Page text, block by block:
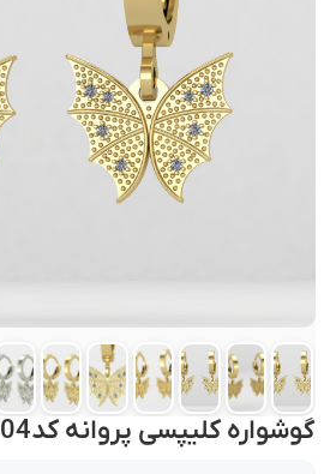
گوشواره کلیپسی پروانه کد04